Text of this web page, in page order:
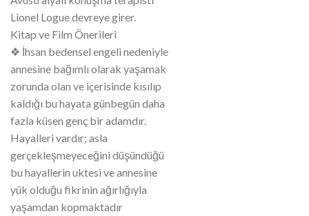
Lionel Logue devreye girer.
Kitap ve Film Önerileri
❖ İhsan bedensel engeli nedeniyle
annesine bağımlı olarak yaşamak
zorunda olan ve içerisinde kısılıp
kaldığı bu hayata günbegün daha
fazla küsen genç bir adamdır.
Hayalleri vardır; asla
gerçekleşmeyeceğini düşündüğü
bu hayallerin uktesi ve annesine
yük olduğu fikrinin ağırlığıyla
yaşamdan kopmaktadır